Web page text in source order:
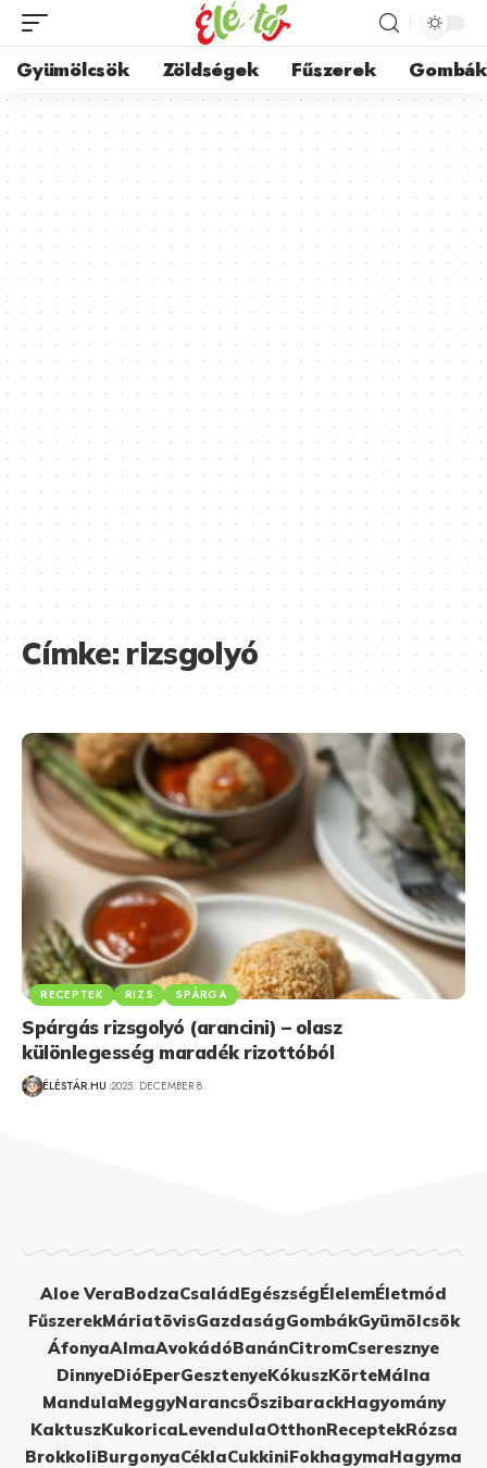
Gyümölcsök Zöldségek Fűszerek Gombák
Címke:rizsgolyó
RECEPTEK RIZS SPÁRGA
Spárgás rizsgolyó (arancini) – olasz
különlegesség maradék rizottóból
ÉLÉSTÁR.HU 2025. DECEMBER 8.
Aloe VeraBodzaCsaládEgészségÉlelemÉletmód
FűszerekMáriatövisGazdaságGombákGyümölcsök
ÁfonyaAlmaAvokádóBanánCitromCseresznye
DinnyeDióEperGesztenyeKókuszKörteMálna
MandulaMeggyNarancsŐszibarackHagyomány
KaktuszKukoricaLevendulaOtthonReceptekRózsa
BrokkoliBurgonyaCéklaCukkiniFokhagymaHagyma